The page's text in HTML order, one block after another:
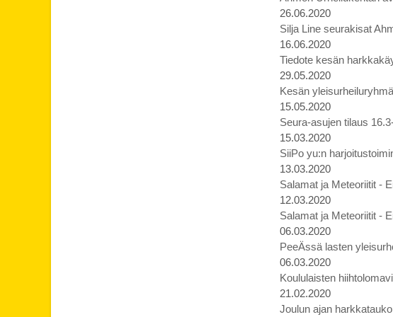
26.06.2020
Silja Line seurakisat
16.06.2020
Tiedote kesän
29.05.2020
Kesän
15.05.2020
Seura-asujen tilaus
15.03.2020
SiiPo yu:n
13.03.2020
Salamat ja Meteoriitit -
12.03.2020
Salamat ja Meteoriitit -
06.03.2020
PeeÄssä lasten
06.03.2020
Koululaisten
21.02.2020
Joulun ajan harkkatauko